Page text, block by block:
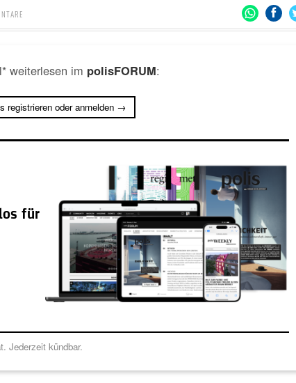
weiterlesen im polisFORUM:
registrieren oder anmelden →
für
Jederzeit kündbar.